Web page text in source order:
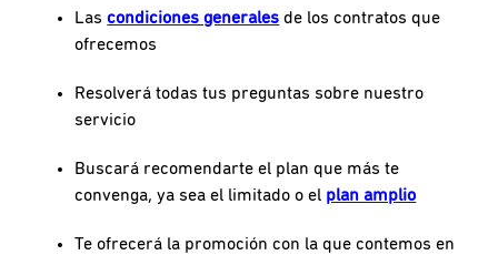
Lascondiciones generales de los contratos que
ofrecemos
Resolverá todas tus preguntas sobre nuestro
servicio
Buscará recomendarte el plan que más te
convenga, ya sea el limitado o el plan amplio
Te ofrecerá la promoción con la que contemos en